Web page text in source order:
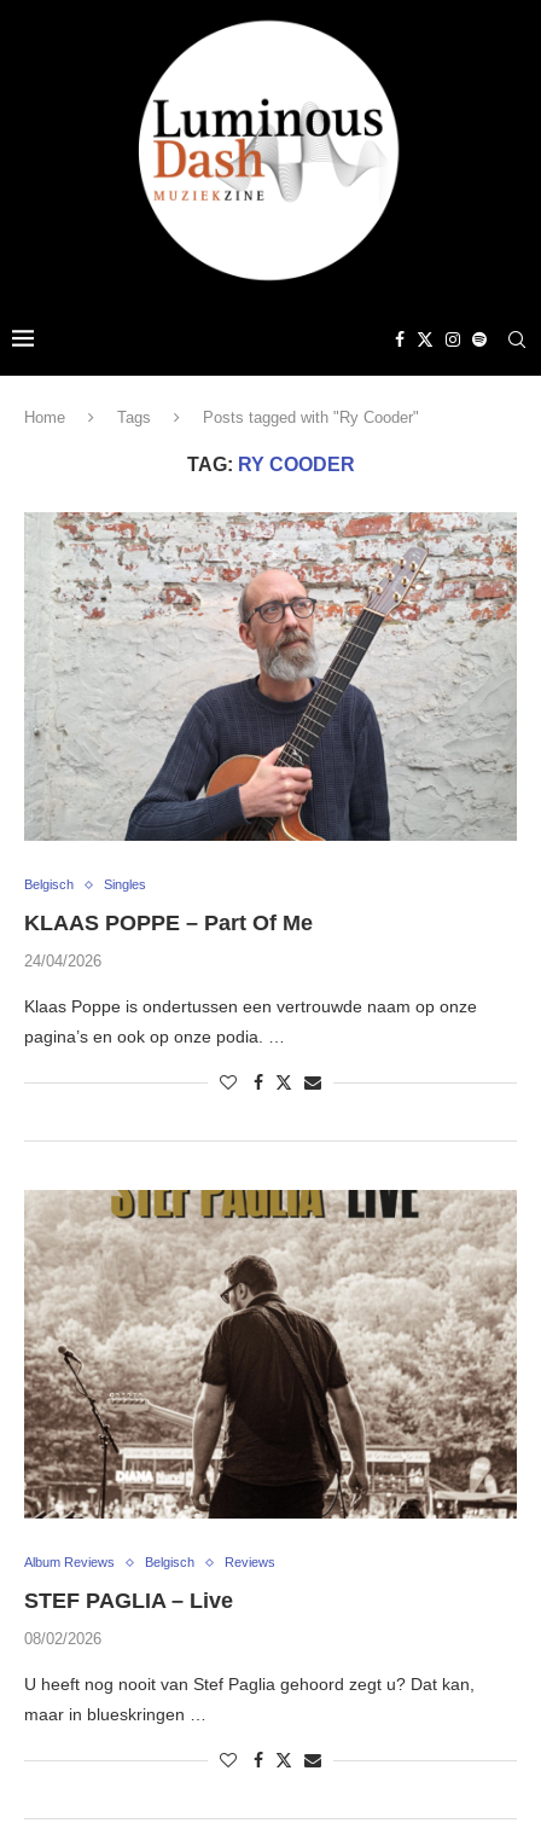
Home Tags Posts tagged with "Ry Cooder"
TAG: RY COODER
Belgisch Singles
KLAAS POPPE – Part Of Me
24/04/2026
Klaas Poppe is ondertussen een vertrouwde naam op onze
pagina’s en ook op onze podia. …
Album Reviews Belgisch Reviews
STEF PAGLIA – Live
08/02/2026
U heeft nog nooit van Stef Paglia gehoord zegt u? Dat kan,
maar in blueskringen …